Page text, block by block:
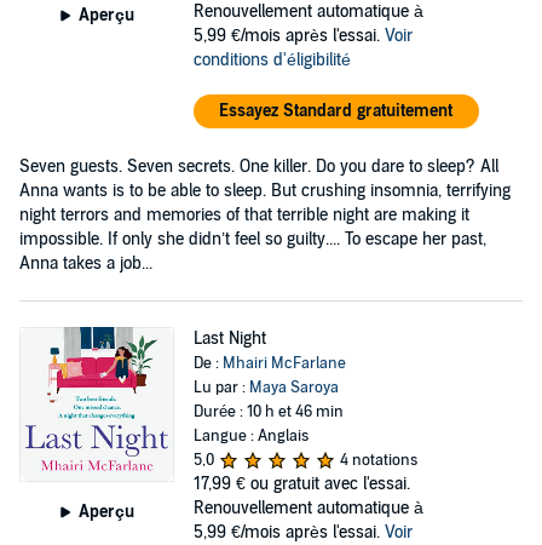
Aperçu
Renouvellement automatique à
5,99 €/mois après l'essai. Voir
conditions d'éligibilité
Essayez Standard gratuitement
Seven guests. Seven secrets. One killer. Do you dare to sleep? All
Anna wants is to be able to sleep. But crushing insomnia, terrifying
night terrors and memories of that terrible night are making it
impossible. If only she didn’t feel so guilty.... To escape her past,
Anna takes a job...
Aperçu
Last Night
De : Mhairi McFarlane
Lu par : Maya Saroya
Durée : 10 h et 46 min
Langue : Anglais
5,0
4 notations
17,99 € ou gratuit avec l'essai.
Renouvellement automatique à
5,99 €/mois après l'essai. Voir